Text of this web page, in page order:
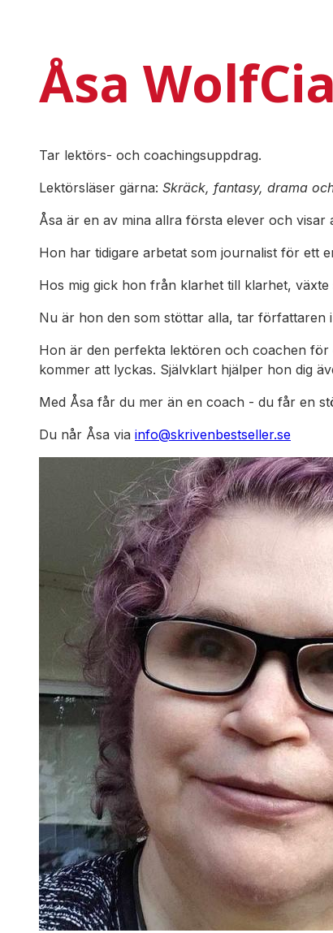
Åsa
Tar lektörs- och coachingsuppdrag.
Lektörsläser gärna: Skräck, fantasy, drama
Åsa är en av mina allra första elever och
Hon har tidigare arbetat som journalist för ett
Hos mig gick hon från klarhet till klarhet,
Nu är hon den som stöttar alla, tar författaren
Hon är den perfekta lektören och coachen
kommer att lyckas. Självklart hjälper hon dig
Med Åsa får du mer än en coach - du får en
Du når Åsa via info@skrivenbestseller.se